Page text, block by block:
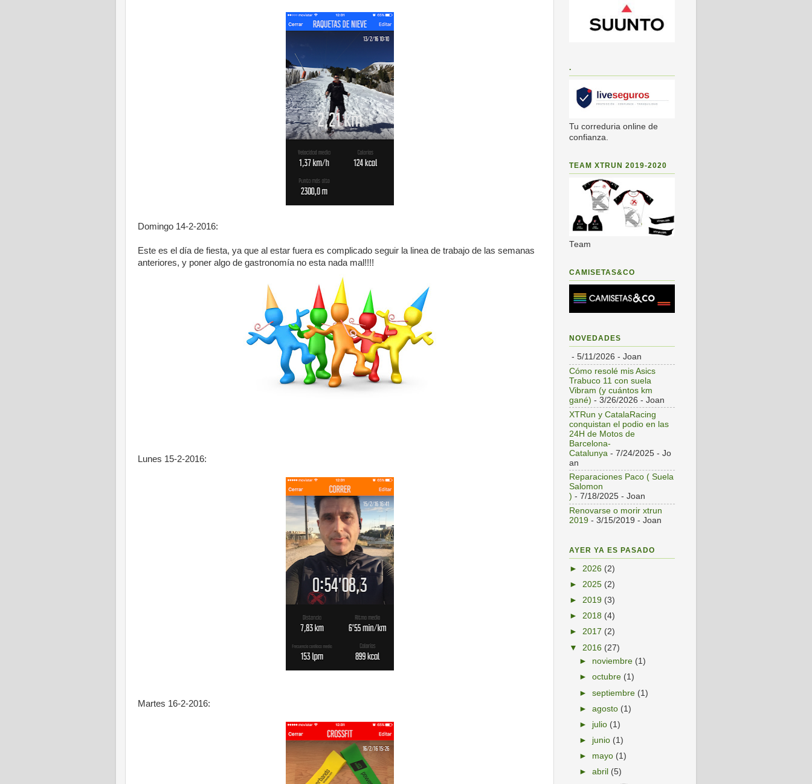
Domingo 14-2-2016:
Este es el día de fiesta, ya que al estar fuera es complicado seguir la linea de trabajo de las semanas
anteriores, y poner algo de gastronomía no esta nada mal!!!!
Lunes 15-2-2016:
Martes 16-2-2016:
.
Tu correduria online de
confianza.
TEAM XTRUN 2019-2020
Team
CAMISETAS&CO
NOVEDADES
- 5/11/2026 - Joan
Cómo resolé mis Asics
Trabuco 11 con suela
Vibram (y cuántos km
gané) - 3/26/2026 - Joan
XTRun y CatalaRacing
conquistan el podio en las
24H de Motos de
Barcelona-
Catalunya - 7/24/2025 - Jo
an
Reparaciones Paco ( Suela
Salomon
) - 7/18/2025 - Joan
Renovarse o morir xtrun
2019 - 3/15/2019 - Joan
AYER YA ES PASADO
► 2026 (2)
► 2025 (2)
► 2019 (3)
► 2018 (4)
► 2017 (2)
▼ 2016 (27)
► noviembre (1)
►octubre (1)
►septiembre (1)
►agosto (1)
► julio (1)
► junio (1)
► mayo (1)
►abril (5)